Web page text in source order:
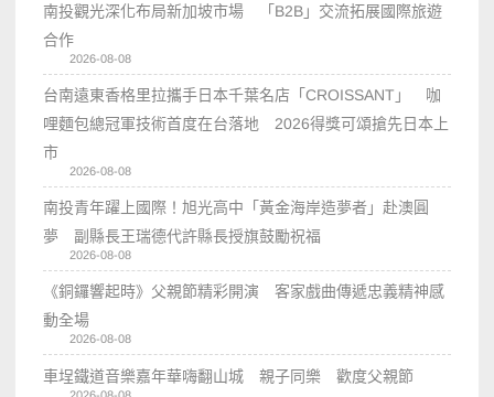
南投觀光深化布局新加坡市場 「B2B」交流拓展國際旅遊
合作
2026-08-08
台南遠東香格里拉攜手日本千葉名店「CROISSANT」 咖
哩麵包總冠軍技術首度在台落地 2026得獎可頌搶先日本上
市
2026-08-08
南投青年躍上國際！旭光高中「黃金海岸造夢者」赴澳圓
夢 副縣長王瑞德代許縣長授旗鼓勵祝福
2026-08-08
《銅鑼響起時》父親節精彩開演 客家戲曲傳遞忠義精神感
動全場
2026-08-08
車埕鐵道音樂嘉年華嗨翻山城 親子同樂 歡度父親節